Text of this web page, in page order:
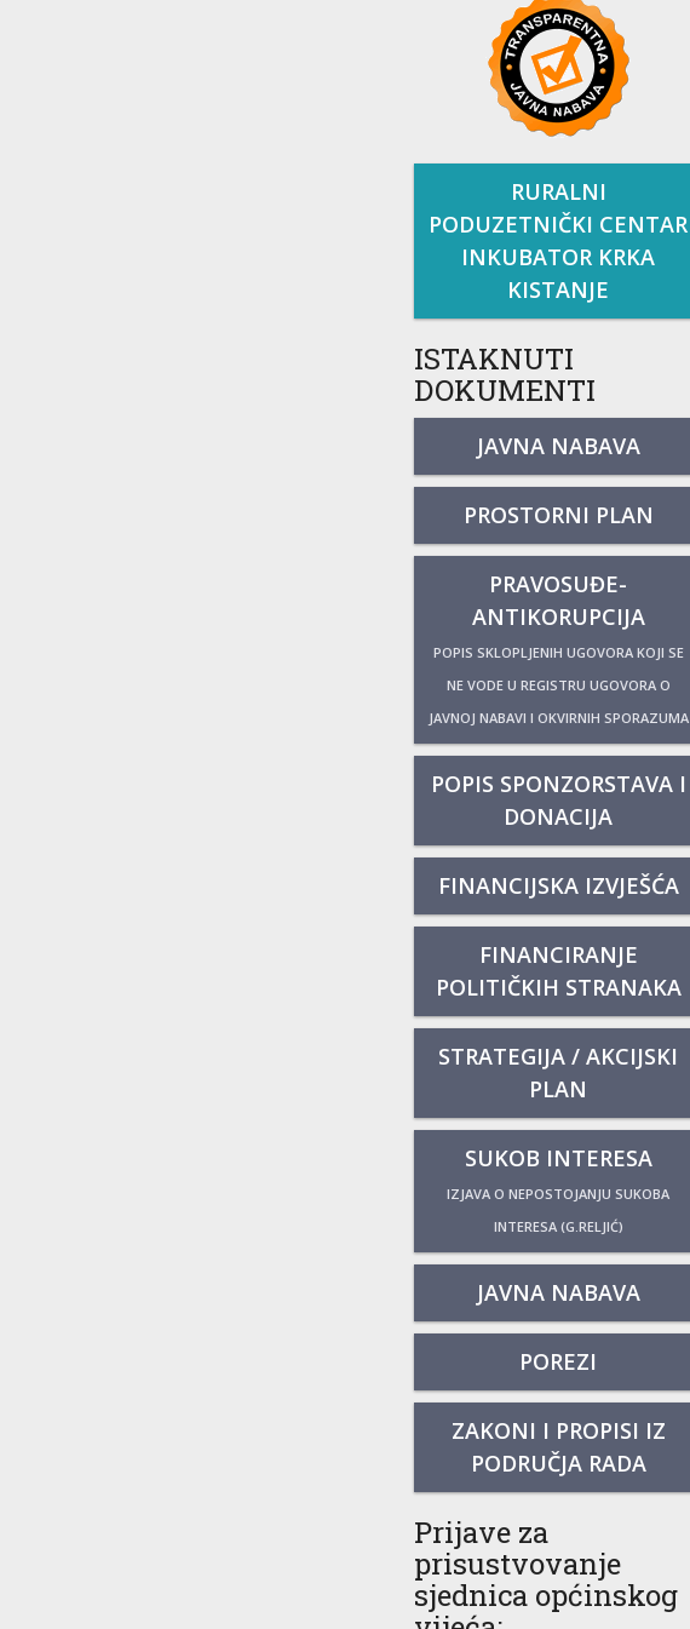
RURALNI
PODUZETNIČKI CENTAR
INKUBATOR KRKA
KISTANJE
ISTAKNUTI
DOKUMENTI
JAVNA NABAVA
PROSTORNI PLAN
PRAVOSUĐE-
ANTIKORUPCIJA
POPIS SKLOPLJENIH UGOVORA KOJI SE
NE VODE U REGISTRU UGOVORA O
JAVNOJ NABAVI I OKVIRNIH SPORAZUMA
POPIS SPONZORSTAVA I
DONACIJA
FINANCIJSKA IZVJEŠĆA
FINANCIRANJE
POLITIČKIH STRANAKA
STRATEGIJA / AKCIJSKI
PLAN
SUKOB INTERESA
IZJAVA O NEPOSTOJANJU SUKOBA
INTERESA (G.RELJIĆ)
JAVNA NABAVA
POREZI
ZAKONI I PROPISI IZ
PODRUČJA RADA
Prijave za
prisustvovanje
sjednica općinskog